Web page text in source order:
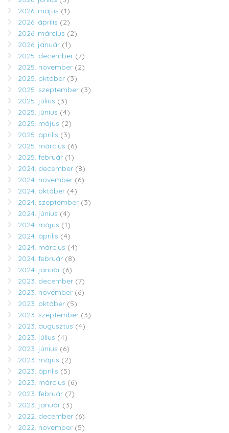
2026. május (1)
2026. április (2)
2026. március (2)
2026. január (1)
2025. december (7)
2025. november (2)
2025. október (3)
2025. szeptember (3)
2025. július (3)
2025. június (4)
2025. május (2)
2025. április (3)
2025. március (6)
2025. február (1)
2024. december (8)
2024. november (6)
2024. október (4)
2024. szeptember (3)
2024. június (4)
2024. május (1)
2024. április (4)
2024. március (4)
2024. február (8)
2024. január (6)
2023. december (7)
2023. november (6)
2023. október (5)
2023. szeptember (3)
2023. augusztus (4)
2023. július (4)
2023. június (6)
2023. május (2)
2023. április (5)
2023. március (6)
2023. február (7)
2023. január (3)
2022. december (6)
2022. november (5)